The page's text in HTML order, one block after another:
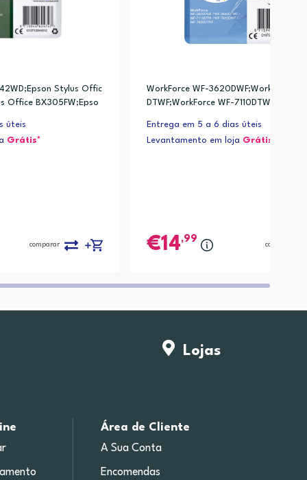
Stylus Offic
Office BX305FW;Epso
úteis
Grátis*
comparar
WorkForce WF-3620DWF;WorkForce
DTWF;WorkForce WF-
Entrega em 5 a 6 dias úteis
Levantamento em loja Grátis*
14,99
comparar
Lojas
Área de Cliente
A Sua Conta
Encomendas